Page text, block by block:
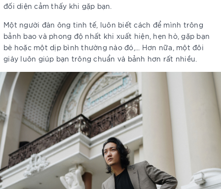
đối diện cảm thấy khi gặp bạn.
Một người đàn ông tinh tế, luôn biết cách để mình trông
bảnh bao và phong độ nhất khi xuất hiện, hẹn hò, gặp bạn
bè hoặc một dịp bình thường nào đó,... Hơn nữa, một đôi
giày luôn giúp bạn trông chuẩn và bảnh hơn rất nhiều.